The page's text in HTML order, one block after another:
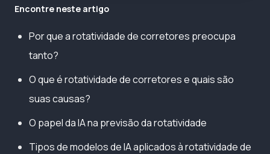
Encontre neste artigo
Por que a rotatividade de corretores preocupa
tanto?
O que é rotatividade de corretores e quais são
suas causas?
O papel da IA na previsão da rotatividade
Tipos de modelos de IA aplicados à rotatividade de